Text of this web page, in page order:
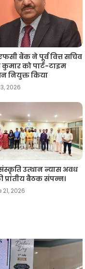
बैंक ने पूर्व वित्त सचिव
कुमार को पार्ट-टाइम
नियुक्त किया
2026
संस्कृति उत्थान न्यास अवध
प्रांतीय बैठक संपन्न।
21, 2026